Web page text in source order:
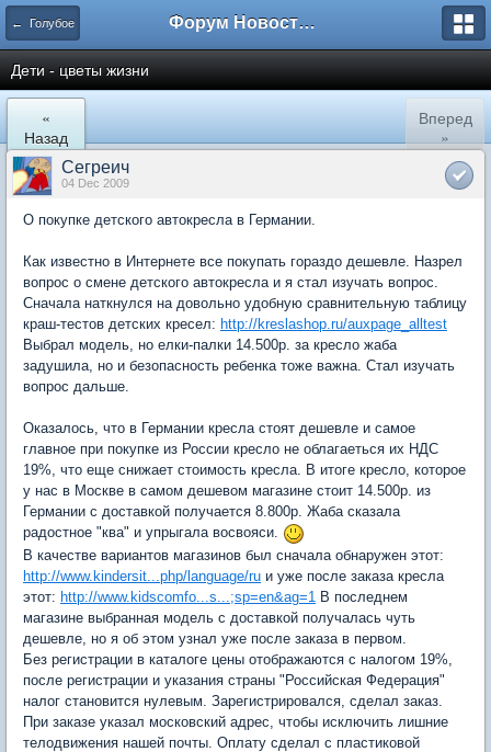
← Голубое Форум Новостройки
Дети - цветы жизни
«
Назад
Вперед
»
Сегреич
04 Dec 2009
О покупке детского автокресла в Германии.
Как известно в Интернете все покупать гораздо дешевле. Назрел
вопрос о смене детского автокресла и я стал изучать вопрос.
Сначала наткнулся на довольно удобную сравнительную таблицу
краш-тестов детских кресел: http://kreslashop.ru/auxpage_alltest
Выбрал модель, но елки-палки 14.500р. за кресло жаба
задушила, но и безопасность ребенка тоже важна. Стал изучать
вопрос дальше.
Оказалось, что в Германии кресла стоят дешевле и самое
главное при покупке из России кресло не облагаеться их НДС
19%, что еще снижает стоимость кресла. В итоге кресло, которое
у нас в Москве в самом дешевом магазине стоит 14.500р. из
Германии с доставкой получается 8.800р. Жаба сказала
радостное "ква" и упрыгала восвояси.
В качестве вариантов магазинов был сначала обнаружен этот:
http://www.kindersit...php/language/ru и уже после заказа кресла
этот: http://www.kidscomfo...s...;sp=en&ag=1 В последнем
магазине выбранная модель с доставкой получалась чуть
дешевле, но я об этом узнал уже после заказа в первом.
Без регистрации в каталоге цены отображаются с налогом 19%,
после регистрации и указания страны "Российская Федерация"
налог становится нулевым. Зарегистрировался, сделал заказ.
При заказе указал московский адрес, чтобы исключить лишние
телодвижения нашей почты. Оплату сделал с пластиковой